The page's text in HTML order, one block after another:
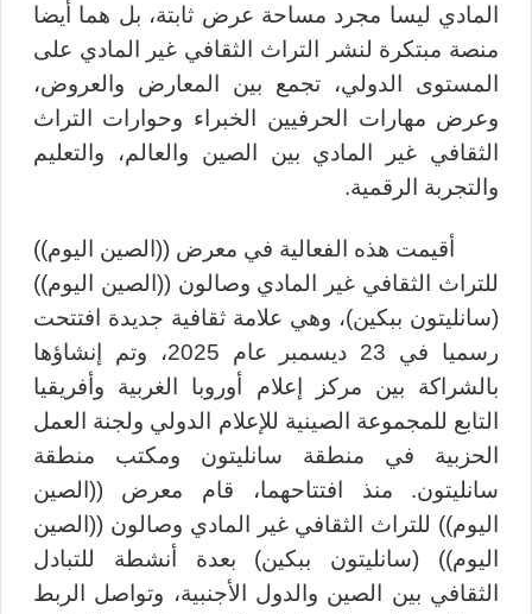
المادي ليسا مجرد مساحة عرض ثابتة، بل هما أيضا
منصة مبتكرة لنشر التراث الثقافي غير المادي على
المستوى الدولي، تجمع بين المعارض والعروض،
وعرض مهارات الحرفيين الخبراء وحوارات التراث
الثقافي غير المادي بين الصين والعالم، والتعليم
والتجربة الرقمية.
أقيمت هذه الفعالية في معرض ((الصين اليوم))
للتراث الثقافي غير المادي وصالون ((الصين اليوم))
(سانليتون ببكين)، وهي علامة ثقافية جديدة افتتحت
رسميا في 23 ديسمبر عام 2025، وتم إنشاؤها
بالشراكة بين مركز إعلام أوروبا الغربية وأفريقيا
التابع للمجموعة الصينية للإعلام الدولي ولجنة العمل
الحزبية في منطقة سانليتون ومكتب منطقة
سانليتون. منذ افتتاحهما، قام معرض ((الصين
اليوم)) للتراث الثقافي غير المادي وصالون ((الصين
اليوم)) (سانليتون ببكين) بعدة أنشطة للتبادل
الثقافي بين الصين والدول الأجنبية، وتواصل الربط